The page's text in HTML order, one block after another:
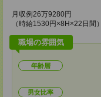
月収例26万9280円
（時給1530円×8H×22日間）
職場の雰囲気
年齢層
男女比率